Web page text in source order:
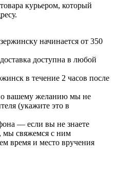
курьером, который
начинается от 350
доступна в любой
в течение 2 часов после
вашему желанию мы не
(укажите это в
— если вы не знаете
мы свяжемся с ним
время и место вручения